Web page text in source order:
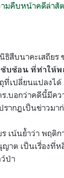
มคืบหน้าคดีล่าสั
สืบนาคะเสถียร
ซับซ้อน ที่ทำให้
ที่เปลี่ยนแปลงไ
.บอกว่าคดีนี้มีคว
ากฏเป็นข่าวมา
เน้นย้ำว่า พฤติ
ต เป็นเรื่องที่ห
ป่า